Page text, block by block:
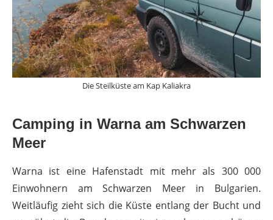
Die Steilküste am Kap Kaliakra
Camping in Warna am Schwarzen
Meer
Warna ist eine Hafenstadt mit mehr als 300 000
Einwohnern am Schwarzen Meer in Bulgarien.
Weitläufig zieht sich die Küste entlang der Bucht und